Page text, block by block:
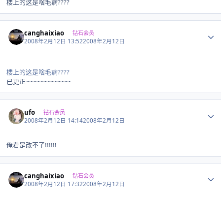
楼上的这是啥毛病????
canghaixiao 钻石会员
2008年2月12日 13:522008年2月12日
楼上的这是啥毛病????
已更正~~~~~~~~~~~~~
ufo 钻石会员
2008年2月12日 14:142008年2月12日
俺看是改不了!!!!!!
canghaixiao 钻石会员
2008年2月12日 17:322008年2月12日